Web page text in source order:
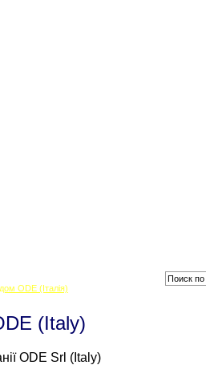
ODE (Італія)
(Italy)
ODE Srl (Italy)